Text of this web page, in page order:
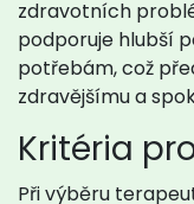
zdravotních
podporuje hlubší
potřebám, což
zdravějšímu a
Kritéria
Při výběru